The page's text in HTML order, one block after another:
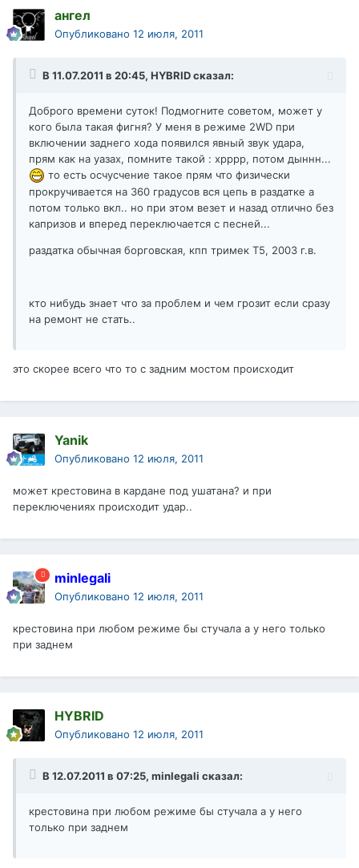
ангел
Опубликовано 12 июля, 2011
В 11.07.2011 в 20:45, HYBRID сказал:
Доброго времени суток! Подмогните советом, может у
кого была такая фигня? У меня в режиме 2WD при
включении заднего хода появился явный звук удара,
прям как на уазах, помните такой : хрррр, потом дыннн...
то есть осчусчение такое прям что физически
прокручивается на 360 градусов вся цепь в раздатке а
потом только вкл.. но при этом везет и назад отлично без
капризов и вперед переключается с песней...
раздатка обычная борговская, кпп тримек Т5, 2003 г.в.
кто нибудь знает что за проблем и чем грозит если сразу
на ремонт не стать..
это скорее всего что то с задним мостом происходит
Yanik
Опубликовано 12 июля, 2011
может крестовина в кардане под ушатана? и при
переключениях происходит удар..
minlegali
Опубликовано 12 июля, 2011
крестовина при любом режиме бы стучала а у него только
при заднем
HYBRID
Опубликовано 12 июля, 2011
В 12.07.2011 в 07:25, minlegali сказал:
крестовина при любом режиме бы стучала а у него
только при заднем